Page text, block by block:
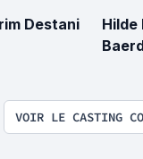
Destani
Hilde
VOIR LE CASTING